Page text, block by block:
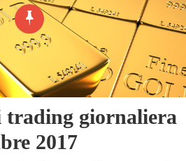
trading giornaliera
2017